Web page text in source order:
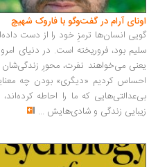
آرام در گفت‌وگو با فاروک شهیچ‭
انسان‌ها ترمزِ خود را از دست داده‌اند و
بود، فروریخته است. در دنیای امروز،
می‌خواهند نفرت، محورِ زندگی‌شان
کردیم «دیگری» بودن چه معنایی
که ما را احاطه کرده‌اند، و
زندگی و شادی‌هایش...